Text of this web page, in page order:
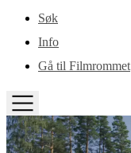
Gå til hovedinnhold
Søk
Info
Gå til Filmrommet
TOGGLE
MENU